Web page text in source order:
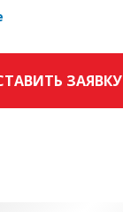
ЗАЯВКУ